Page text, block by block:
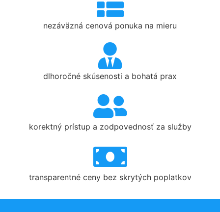
nezáväzná cenová ponuka na mieru
dlhoročné skúsenosti a bohatá prax
korektný prístup a zodpovednosť za služby
transparentné ceny bez skrytých poplatkov